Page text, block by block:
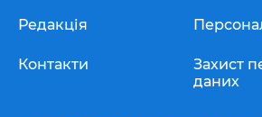
Редакція
Контакти
Захист
даних